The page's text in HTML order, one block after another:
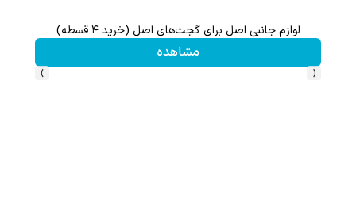
لوازم جانبی اصل برای گجت‌های اصل (خرید ۴ قسطه)
مشاهده
‹
›